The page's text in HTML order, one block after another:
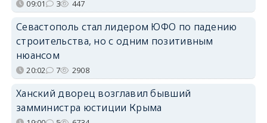
09:01 3 447
Севастополь стал лидером ЮФО по падению
строительства, но с одним позитивным
нюансом
20:02 7 2908
Ханский дворец возглавил бывший
замминистра юстиции Крыма